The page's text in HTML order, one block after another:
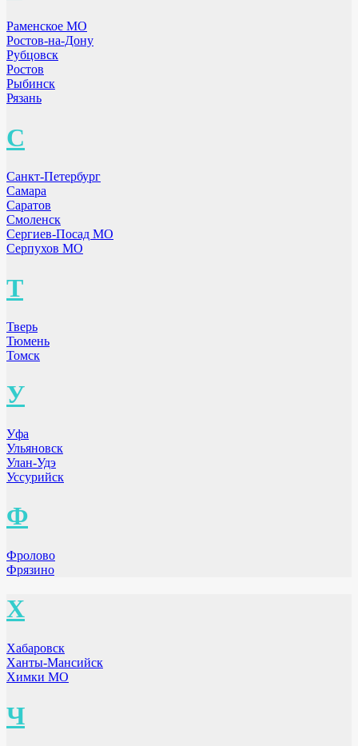
Раменское МО
Ростов-на-Дону
Рубцовск
Ростов
Рыбинск
Рязань
С
Санкт-Петербург
Самара
Саратов
Смоленск
Сергиев-Посад МО
Серпухов МО
Т
Тверь
Тюмень
Томск
У
Уфа
Ульяновск
Улан-Удэ
Уссурийск
Ф
Фролово
Фрязино
Х
Хабаровск
Ханты-Мансийск
Химки МО
Ч